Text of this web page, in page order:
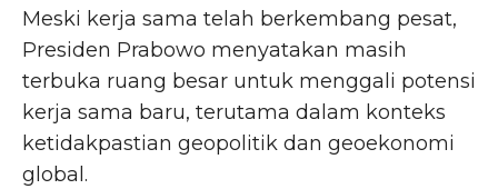
Meski kerja sama telah berkembang pesat,
Presiden Prabowo menyatakan masih
terbuka ruang besar untuk menggali potensi
kerja sama baru, terutama dalam konteks
ketidakpastian geopolitik dan geoekonomi
global.